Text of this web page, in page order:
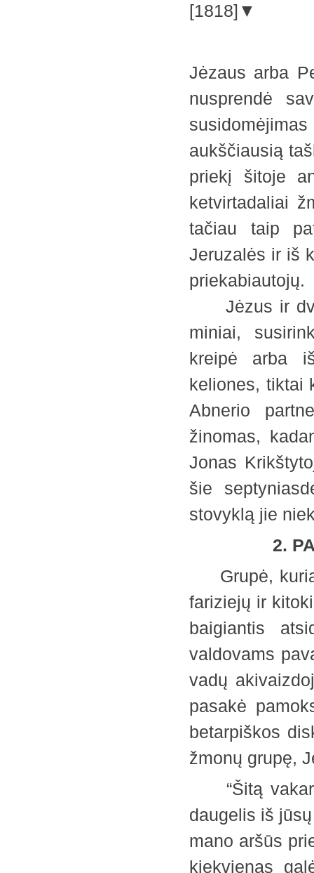
[1818]▼
Jėzaus arba
nusprendė
aukščiausią
priekį šitoje
ketvirtadaliai
tačiau taip
Jeruzalės ir iš
priekabiautojų.
Jėzus ir
miniai,
kreipė arba
keliones, tiktai
Abnerio
žinomas,
Jonas
šie
stovyklą jie
2.
Grupė, kurią
fariziejų ir
baigiantis
valdovams
vadų
pasakė
betarpiškos
žmonų
“Šitą
daugelis iš
mano aršūs
kiekvienas